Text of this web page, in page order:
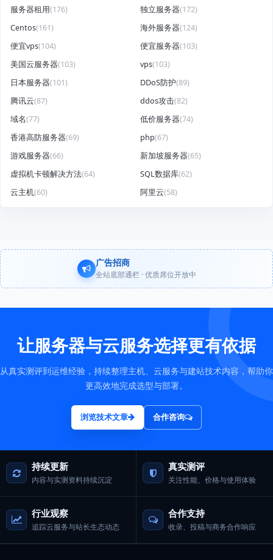
服务器租用(176) 独立服务器(172)
Centos(161) 海外服务器(124)
便宜vps(104) 便宜服务器(103)
美国云服务器(103) vps(103)
日本服务器(101) DDoS防护(89)
腾讯云(87) ddos攻击(82)
域名(77) 低价服务器(74)
香港高防服务器(69) php(67)
游戏服务器(66) 新加坡服务器(65)
虚拟机卡顿解决方法(64) SQL数据库(62)
云主机(60) 阿里云(58)
广告招商
全站底部通栏 · 优质席位开放中
让服务器与云服务选择更有依据
从真实测评到运维经验，持续整理主机、云服务与建站技术内容，帮助你
更高效地完成选型与部署。
浏览技术文章 合作咨询
持续更新
内容与实测资料持续沉淀
真实测评
关注性能、价格与使用体验
行业观察
追踪云服务与站长生态动态
合作支持
收录、投稿与商务合作响应